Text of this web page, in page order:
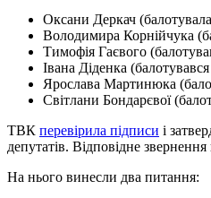
Оксани Деркач
Володимира Корнійчука
Тимофія Гаєвого
Івана Діденка
Ярослава Мартинюка
Світлани Бондарєвої
ТВК перевірила підписи і
депутатів. Відповідне
На нього винесли два питання: